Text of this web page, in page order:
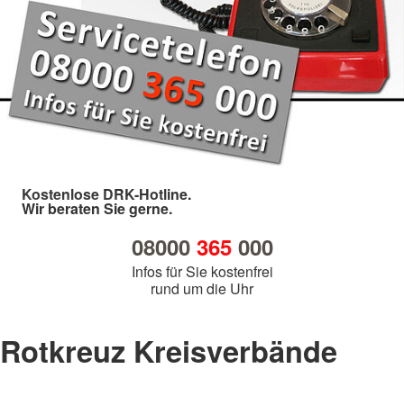
Kostenlose DRK-Hotline.
Wir beraten Sie gerne.
08000 365000
Infos für Sie kostenfrei
rund um die Uhr
Rotkreuz Kreisverbände